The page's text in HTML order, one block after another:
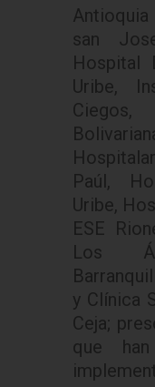
san
Hospital
Uribe,
Ciegos,
Paúl,
Uribe,
ESE
Los
y Clínica
Ceja;
que